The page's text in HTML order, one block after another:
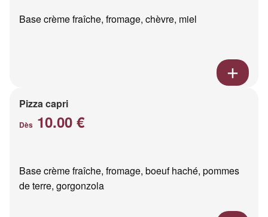
Base crème fraîche, fromage, chèvre, miel
Pizza capri
Dès 10.00 €
Base crème fraîche, fromage, boeuf haché, pommes
de terre, gorgonzola